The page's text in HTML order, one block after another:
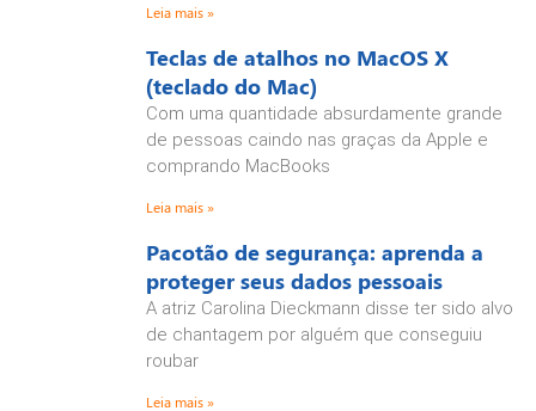
Leia mais »
Teclas de atalhos no MacOS X
(teclado do Mac)
Com uma quantidade absurdamente grande
de pessoas caindo nas graças da Apple e
comprando MacBooks
Leia mais »
Pacotão de segurança: aprenda a
proteger seus dados pessoais
A atriz Carolina Dieckmann disse ter sido alvo
de chantagem por alguém que conseguiu
roubar
Leia mais »